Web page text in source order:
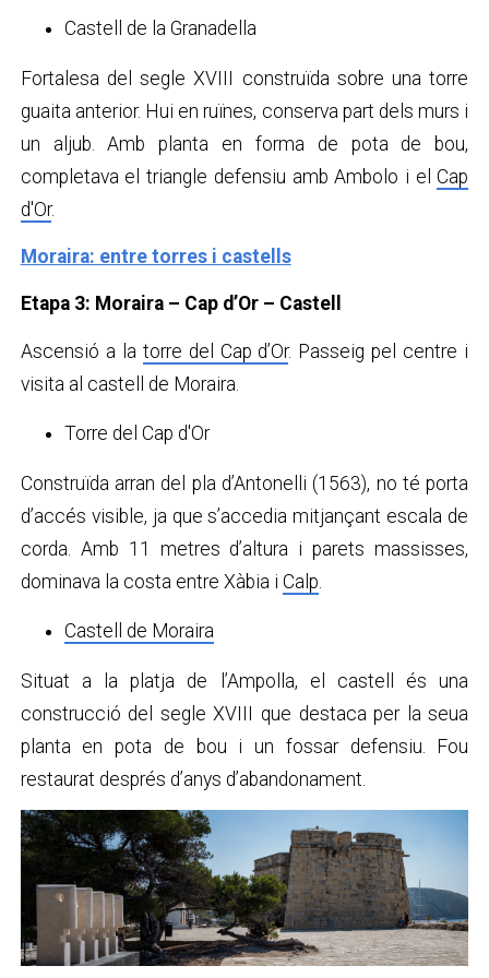
Castell de la Granadella
Fortalesa del segle XVIII construïda sobre una torre
guaita anterior. Hui en ruïnes, conserva part dels murs i
un aljub. Amb planta en forma de pota de bou,
completava el triangle defensiu amb Ambolo i elCap
d'Or.
Moraira: entre torres i castells
Etapa 3: Moraira – Cap d’Or – Castell
Ascensió a la torre del Cap d’Or. Passeig pel centre i
visita al castell de Moraira.
Torre del Cap d'Or
Construïda arran del pla d’Antonelli (1563), no té porta
d’accés visible, ja que s’accedia mitjançant escala de
corda. Amb 11 metres d’altura i parets massisses,
dominava la costa entre Xàbia i Calp
Castell de Moraira
Situat a la platja de l’Ampolla, el castell és una
construcció del segle XVIII que destaca per la seua
planta en pota de bou i un fossar defensiu. Fou
restaurat després d’anys d’abandonament.